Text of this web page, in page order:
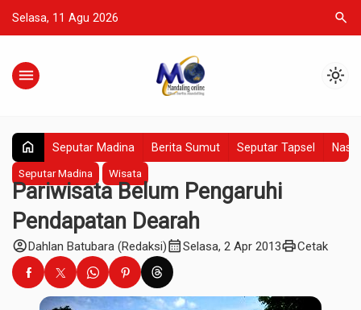
Selasa, 11 Agu 2026 search
menu light_mode
home Seputar Madina Berita Sumut Seputar Tapsel
Seputar Madina
Wisata
Pariwisata Belum Pengaruhi
Pendapatan Dearah
account_circleDahlan Batubara (Redaksi)calendar_monthSelasa, 2 Apr 2013printCetak